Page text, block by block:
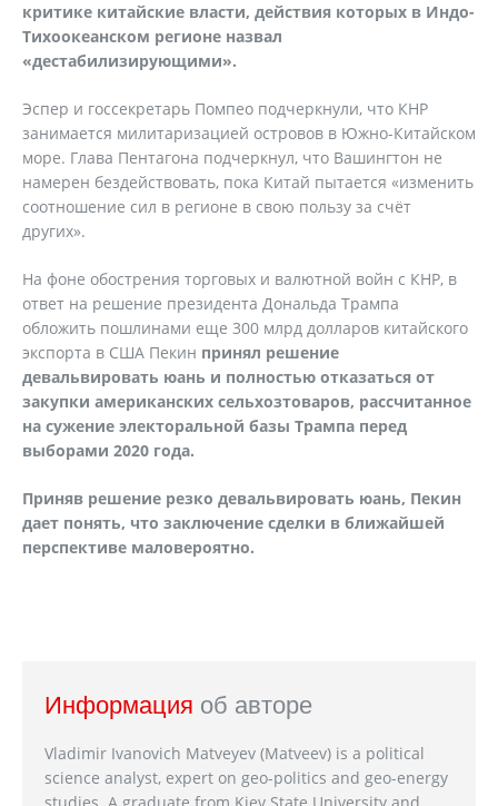
критике китайские власти, действия которых в Индо-
Тихоокеанском регионе назвал
«дестабилизирующими».
Эспер и госсекретарь Помпео подчеркнули, что КНР
занимается милитаризацией островов в Южно-Китайском
море. Глава Пентагона подчеркнул, что Вашингтон не
намерен бездействовать, пока Китай пытается «изменить
соотношение сил в регионе в свою пользу за счёт
других».
На фоне обострения торговых и валютной войн с КНР, в
ответ на решение президента Дональда Трампа
обложить пошлинами еще 300 млрд долларов китайского
экспорта в США Пекин принял решение
девальвировать юань и полностью отказаться от
закупки американских сельхозтоваров, рассчитанное
на сужение электоральной базы Трампа перед
выборами 2020 года.
Приняв решение резко девальвировать юань, Пекин
дает понять, что заключение сделки в ближайшей
перспективе маловероятно.
Информация об авторе
Vladimir Ivanovich Matveyev (Matveev) is a political
science analyst, expert on geo-politics and geo-energy